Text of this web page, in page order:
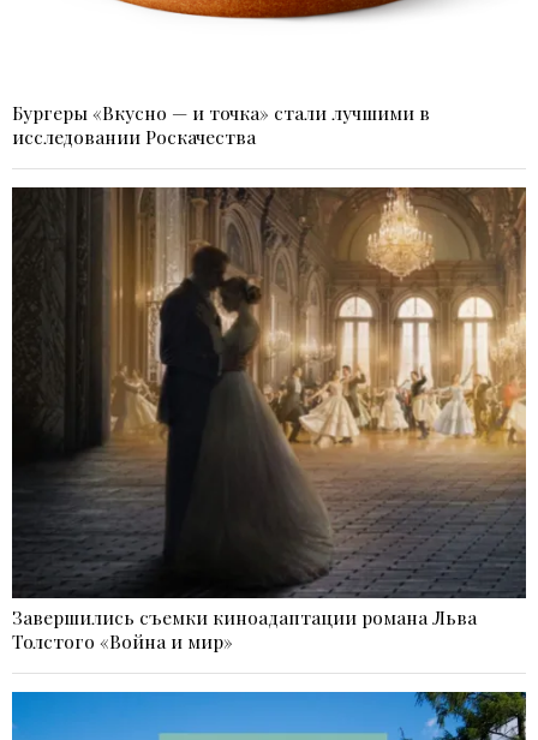
Бургеры «Вкусно — и точка» стали лучшими в
исследовании Роскачества
Завершились съемки киноадаптации романа Льва
Толстого «Война и мир»